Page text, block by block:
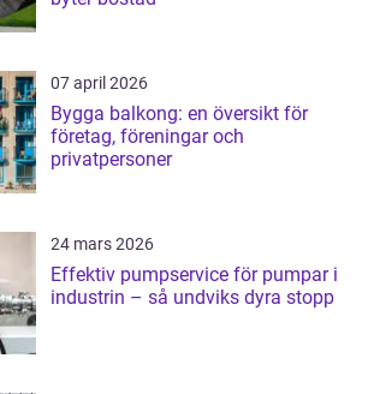
07 april 2026
Bygga balkong: en översikt för
företag, föreningar och
privatpersoner
24 mars 2026
Effektiv pumpservice för pumpar i
industrin – så undviks dyra stopp